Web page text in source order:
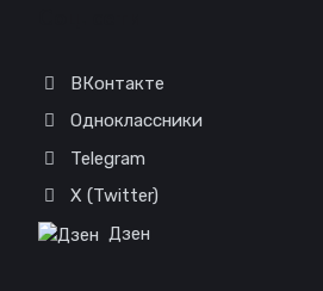
ВКонтакте
Одноклассники
Telegram
X (Twitter)
Дзен